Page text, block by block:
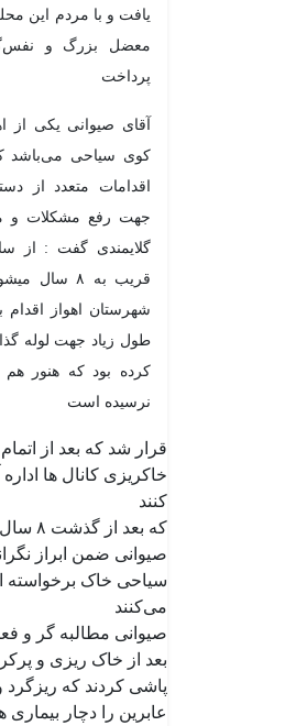
یافت و با مردم این
معضل بزرگ و
پرداخت
آقای صیوانی یکی از
کوی سیاحی می‌باشد
اقدامات متعدد از
جهت رفع مشکلات و
قریب به ۸
شهرستان اهواز اقدام
طول زیاد جهت لوله
کرده بود که هنور هم
نرسیده است
قرار شد که بعد از
کنند
که بعد از گذشت ۸ سال تاکنون هنوز هیچ اقدامی از سوی دو ارگان متولی صورت نگرفت
صیوانی ضمن ابراز
سیاحی خاک برخواسته
می‌کنند
صیوانی مطالبه گر و
بعد از خاک ریزی و
پاشی کردند که ریزگرد
عابرین را دچار